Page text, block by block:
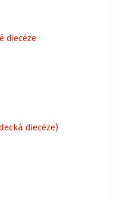
diecéze
diecéze)